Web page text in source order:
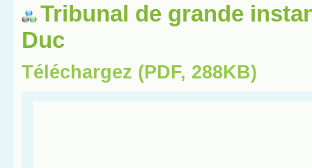
Tribunal de grande
Duc
Téléchargez (PDF, 288KB)